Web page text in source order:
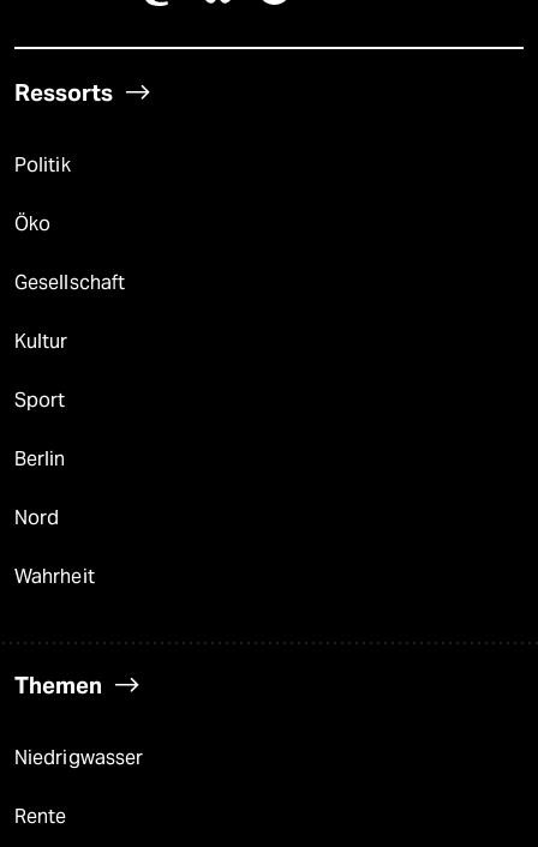
Ressorts
Politik
Öko
Gesellschaft
Kultur
Sport
Berlin
Nord
Wahrheit
Themen
Niedrigwasser
Rente